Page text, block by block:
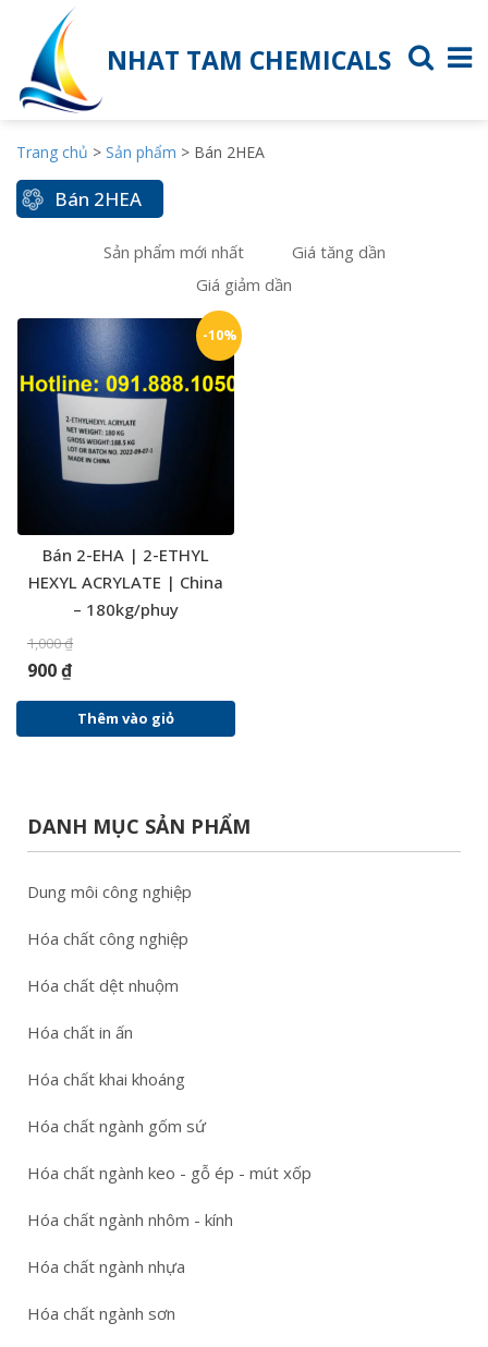
NHAT TAM CHEMICALS
Trang chủ > Sản phẩm > Bán 2HEA
Bán 2HEA
Sản phẩm mới nhất
Giá tăng dần
Giá giảm dần
-10%
Bán 2-EHA | 2-ETHYL
HEXYL ACRYLATE | China
– 180kg/phuy
1,000₫
900₫
Thêm vào giỏ
DANH MỤC SẢN PHẨM
Dung môi công nghiệp
Hóa chất công nghiệp
Hóa chất dệt nhuộm
Hóa chất in ấn
Hóa chất khai khoáng
Hóa chất ngành gốm sứ
Hóa chất ngành keo - gỗ ép - mút xốp
Hóa chất ngành nhôm - kính
Hóa chất ngành nhựa
Hóa chất ngành sơn